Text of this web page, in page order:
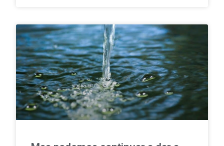
melhorar o desempenho dos seus produtos,
combinando fiabilidade mecânica e segurança.